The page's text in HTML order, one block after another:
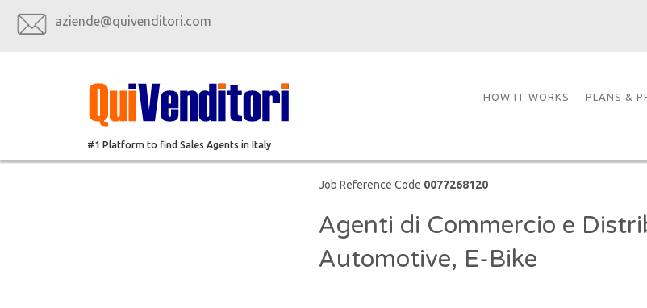
aziende@quivenditori.com
#1 Platform to find Sales Agents in Italy
HOW IT WORKS PLANS &
Job Reference Code 0077268120
Agenti di Commercio e
Automotive, E-Bike